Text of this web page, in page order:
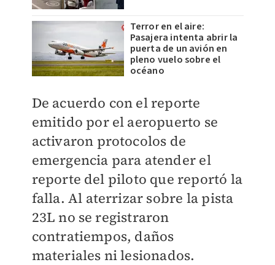
Terror en el aire:
Pasajera intenta abrir la
puerta de un avión en
pleno vuelo sobre el
océano
De acuerdo con el reporte
emitido por el aeropuerto se
activaron protocolos de
emergencia para atender el
reporte del piloto que reportó la
falla. Al aterrizar sobre la pista
23L no se registraron
contratiempos, daños
materiales ni lesionados.